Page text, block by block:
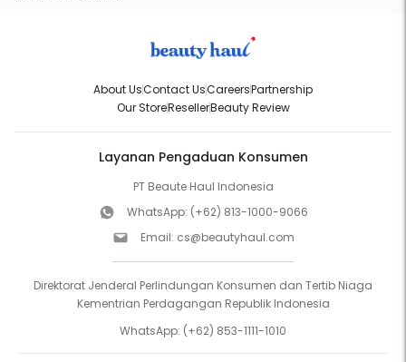
About UsContact UsCareersPartnership
Our StoreResellerBeauty Review
Layanan Pengaduan Konsumen
PT Beaute Haul Indonesia
WhatsApp: (+62) 813-1000-9066
Email: cs@beautyhaul.com
Direktorat Jenderal Perlindungan Konsumen dan Tertib Niaga
Kementrian Perdagangan Republik Indonesia
WhatsApp: (+62) 853-1111-1010